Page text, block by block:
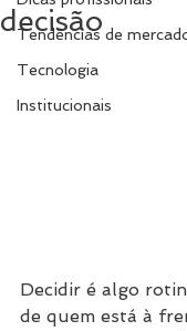
Tendências de
Tecnologia
Institucionais
decisão
Decidir é algo
de quem está à